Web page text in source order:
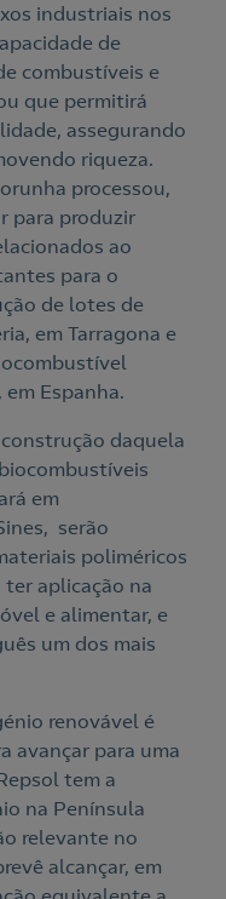
industriais nos
de
combustíveis e
que permitirá
assegurando
riqueza.
processou,
para produzir
ao
para o
de lotes de
em Tarragona e
Espanha.
daquela
em
serão
poliméricos
ter aplicação na
e alimentar, e
um dos mais
renovável é
avançar para uma
tem a
na Península
relevante no
alcançar, em